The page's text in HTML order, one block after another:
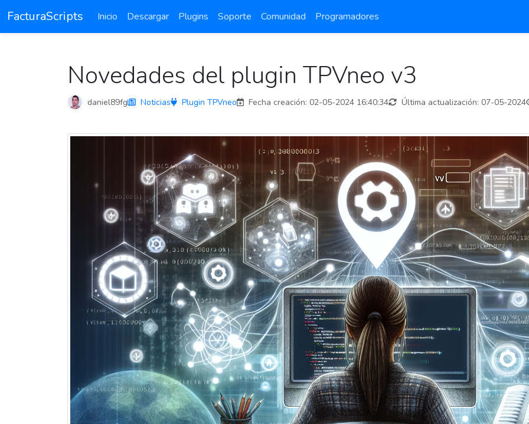
FacturaScripts Inicio Descargar Plugins Soporte Comunidad Programadores
Novedades del plugin TPVneo v3
daniel89fg Noticias Plugin TPVneo Fecha creación: 02-05-2024 16:40:34 Última actualización: 07-05-2024